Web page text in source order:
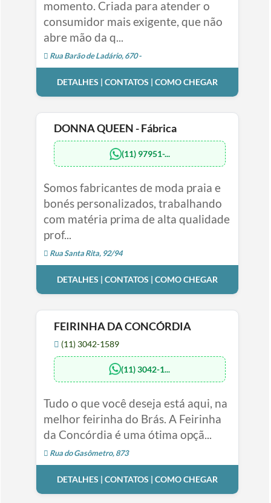
momento. Criada para atender o
consumidor mais exigente, que não
abre mão da q...
Rua Barão de Ladário, 670 -
DETALHES | CONTATOS | COMO CHEGAR
DONNA QUEEN - Fábrica
(11) 97951-...
Somos fabricantes de moda praia e
bonés personalizados, trabalhando
com matéria prima de alta qualidade
prof...
Rua Santa Rita, 92/94
DETALHES | CONTATOS | COMO CHEGAR
FEIRINHA DA CONCÓRDIA
(11) 3042-1589
(11) 3042-1...
Tudo o que você deseja está aqui, na
melhor feirinha do Brás. A Feirinha
da Concórdia é uma ótima opçã...
Rua do Gasômetro, 873
DETALHES | CONTATOS | COMO CHEGAR